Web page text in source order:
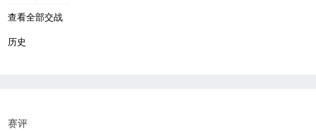
查看全部交战
历史
赛评